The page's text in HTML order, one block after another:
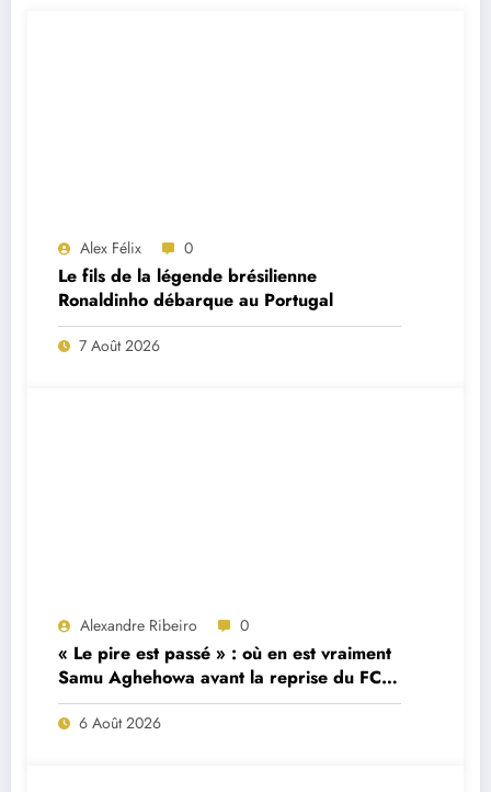
Alex Félix 0
Le fils de la légende brésilienne
Ronaldinho débarque au Portugal
7 Août 2026
Alexandre Ribeiro 0
« Le pire est passé » : où en est vraiment
Samu Aghehowa avant la reprise du FC
Porto ?
6 Août 2026